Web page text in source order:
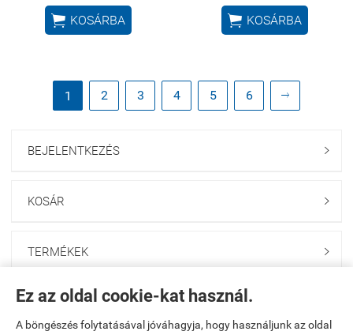
Ez az oldal cookie-kat használ.
A böngészés folytatásával jóváhagyja, hogy használjunk az oldal
 KOSÁRBA  KOSÁRBA
1 2 3 4 5 6 
BEJELENTKEZÉS 
KOSÁR 
TERMÉKEK 
BANKKÁRTYÁS FIZETÉS